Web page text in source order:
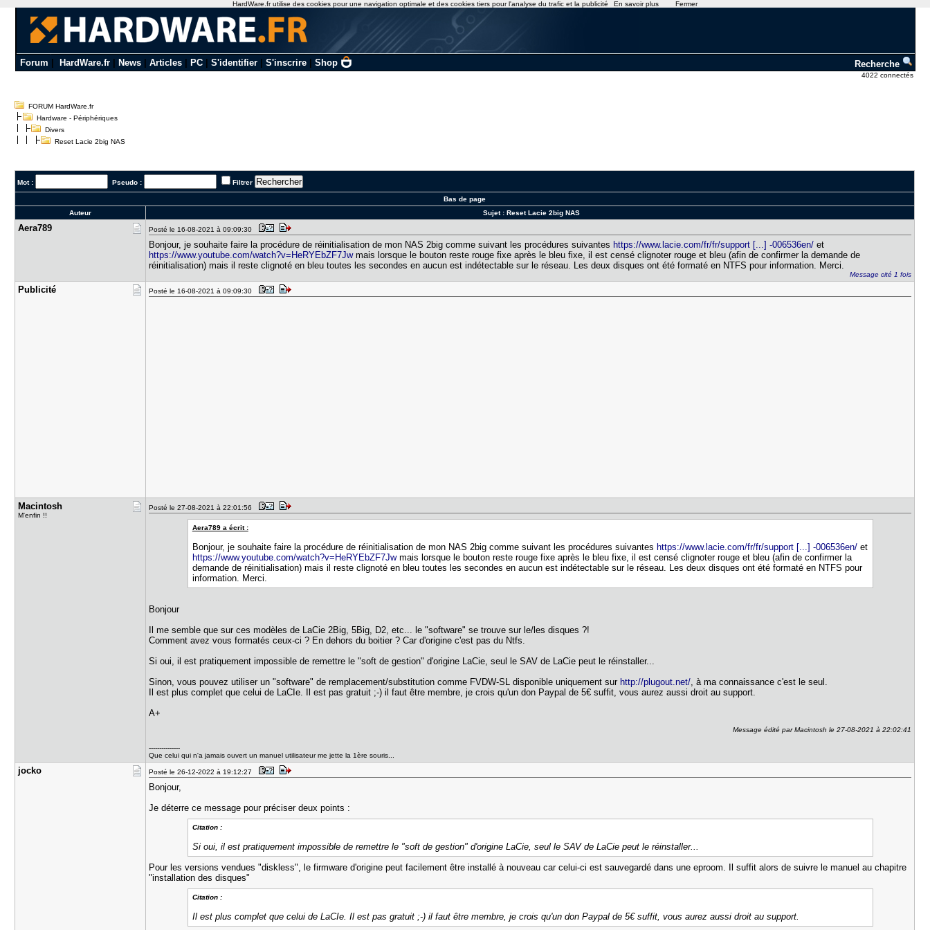
Forum HardWare.fr| News| Articles| PC| S'identifier| S'inscrire| Shop Recherche
4022 connectés
FORUM HardWare.fr
Hardware - Périphériques
Divers
Reset Lacie 2big NAS
Mot : Pseudo : Filtrer
Bas de page
Auteur
Sujet : Reset Lacie 2big NAS
Aera789 Posté le 16-08-2021 à 09:09:30
Bonjour, je souhaite faire la procédure de réinitialisation de mon NAS 2big comme suivant les procédures suivantes https://www.lacie.com/fr/fr/support [...] -006536en/ et
https://www.youtube.com/watch?v=HeRYEbZF7Jwmais lorsque le bouton reste rouge fixe après le bleu fixe, il est censé clignoter rouge et bleu (afin de confirmer la demande de
réinitialisation) mais il reste clignoté en bleu toutes les secondes en aucun est indétectable sur le réseau. Les deux disques ont été formaté en NTFS pour information. Merci.
Message cité 1 fois
Publicité Posté le 16-08-2021 à 09:09:30
Macintosh
M'enfin !!
Posté le 27-08-2021 à 22:01:56
Aera789 a écrit :
Bonjour, je souhaite faire la procédure de réinitialisation de mon NAS 2big comme suivant les procédures suivantes https://www.lacie.com/fr/fr/support [...] -006536en/et
https://www.youtube.com/watch?v=HeRYEbZF7Jwmais lorsque le bouton reste rouge fixe après le bleu fixe, il est censé clignoter rouge et bleu (afin de confirmer la
demande de réinitialisation) mais il reste clignoté en bleu toutes les secondes en aucun est indétectable sur le réseau. Les deux disques ont été formaté en NTFS pour
information. Merci.
Bonjour
Il me semble que sur ces modèles de LaCie 2Big, 5Big, D2, etc... le "software" se trouve sur le/les disques ?!
Comment avez vous formatés ceux-ci ? En dehors du boitier ? Car d'origine c'est pas du Ntfs.
Si oui, il est pratiquement impossible de remettre le "soft de gestion" d'origine LaCie, seul le SAV de LaCie peut le réinstaller...
Sinon, vous pouvez utiliser un "software" de remplacement/substitution comme FVDW-SL disponible uniquement sur http://plugout.net/, à ma connaissance c'est le seul.
Il est plus complet que celui de LaCIe. Il est pas gratuit ;-) il faut être membre, je crois qu'un don Paypal de 5€ suffit, vous aurez aussi droit au support.
A+
Message édité par Macintosh le 27-08-2021 à 22:02:41
---------------
Que celui qui n'a jamais ouvert un manuel utilisateur me jette la 1ère souris...
jocko Posté le 26-12-2022 à 19:12:27
Bonjour,
Je déterre ce message pour préciser deux points :
Citation :
Si oui, il est pratiquement impossible de remettre le "soft de gestion" d'origine LaCie, seul le SAV de LaCie peut le réinstaller...
Pour les versions vendues "diskless", le firmware d'origine peut facilement être installé à nouveau car celui-ci est sauvegardé dans une eproom. Il suffit alors de suivre le manuel au chapitre
"installation des disques"
Citation :
Il est plus complet que celui de LaCIe. Il est pas gratuit ;-) il faut être membre, je crois qu'un don Paypal de 5€ suffit, vous aurez aussi droit au support.
HardWare.fr utilise des cookies pour une navigation optimale et des cookies tiers pour l'analyse du trafic et la publicité En savoir plus Fermer